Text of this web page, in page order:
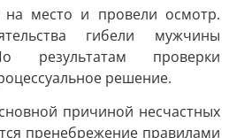
на место и провели осмотр.
гибели мужчины
результатам проверки
решение.
причиной несчастных
пренебрежение правилами